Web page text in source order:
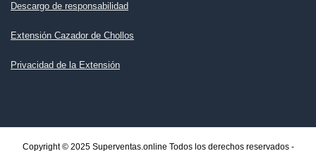
Descargo de responsabilidad
Extensión Cazador de Chollos
Privacidad de la Extensión
Copyright © 2025 Superventas.online Todos los derechos reservados -